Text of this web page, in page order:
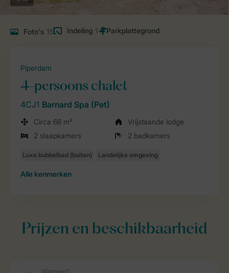
Foto's 15 Indeling 1
Piperdam
4-persoons chalet
4CJ1 Barnard Spa (Pet)
Circa 66 m²
Vrijstaande lodge
2 slaapkamers
2 badkamers
Alle kenmerken
Prijzen en beschikbaarheid